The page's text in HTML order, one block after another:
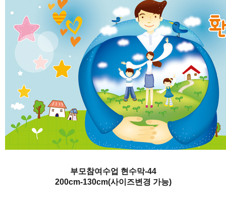
부모참여수업 현수막-44
200cm-130cm(사이즈변경 가능)